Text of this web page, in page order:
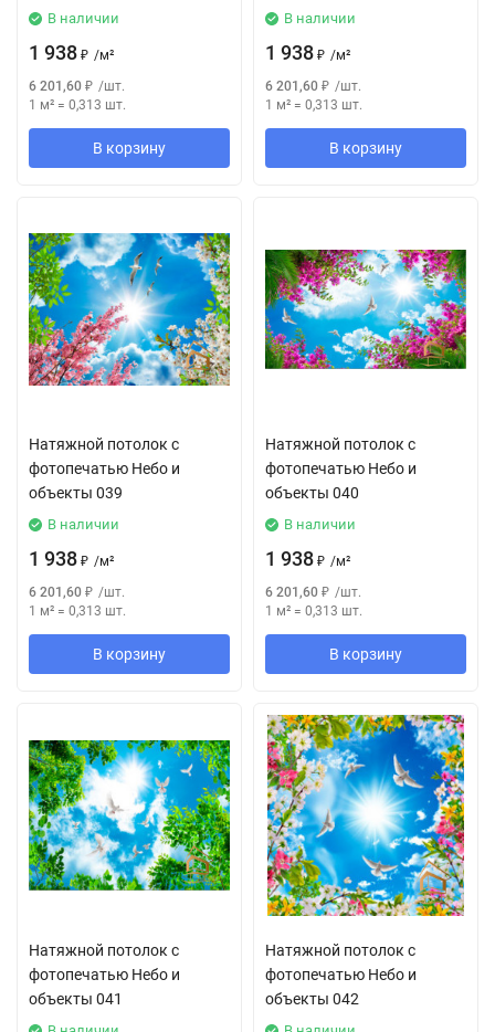
В наличии
1 938 ₽ /м²
6 201,60 ₽ /шт.
1 м² = 0,313 шт.
В корзину
В наличии
1 938 ₽ /м²
6 201,60 ₽ /шт.
1 м² = 0,313 шт.
В корзину
Натяжной потолок с
фотопечатью Небо и
объекты 039
В наличии
1 938 ₽ /м²
6 201,60 ₽ /шт.
1 м² = 0,313 шт.
В корзину
Натяжной потолок с
фотопечатью Небо и
объекты 040
В наличии
1 938 ₽ /м²
6 201,60 ₽ /шт.
1 м² = 0,313 шт.
В корзину
Натяжной потолок с
фотопечатью Небо и
объекты 041
Натяжной потолок с
фотопечатью Небо и
объекты 042